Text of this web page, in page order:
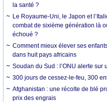
la santé ?
Le Royaume-Uni, le Japon et
combat de sixième génération là
échoué ?
Comment mieux élever ses
dans huit pays africains
Soudan du Sud : l’ONU alerte
300 jours de cessez-le-feu, 300
Afghanistan : une récolte de blé
prix des engrais